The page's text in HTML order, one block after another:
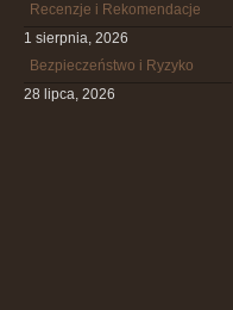
Recenzje i Rekomendacje
1 sierpnia, 2026
Bezpieczeństwo i Ryzyko
28 lipca, 2026